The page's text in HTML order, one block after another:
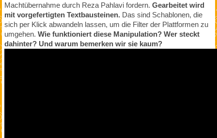
Machtübernahme durch Reza Pahlavi fordern. Gearbeitet wird
mit vorgefertigten Textbausteinen.Das sind Schablonen, die
sich per Klick abwandeln lassen, um die Filter der Plattformen zu
umgehen. Wie funktioniert diese Manipulation? Wer steckt
dahinter? Und warum bemerken wir sie kaum?